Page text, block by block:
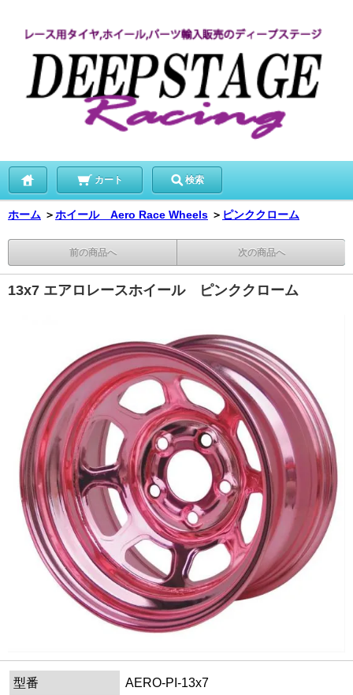
カート 検索
ホーム ＞ホイール Aero Race Wheels ＞ ピンククローム
前の商品へ 次の商品へ
13x7 エアロレースホイール ピンククローム
型番
AERO-PI-13x7